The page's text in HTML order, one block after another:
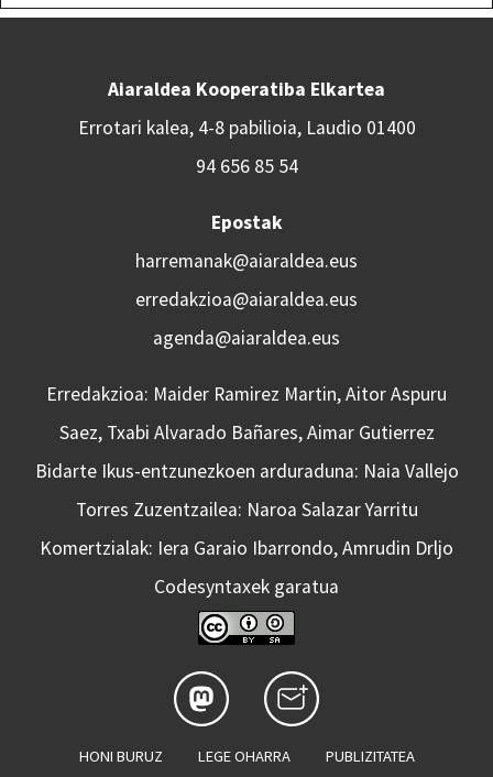
Aiaraldea Kooperatiba Elkartea
Errotari kalea, 4-8 pabilioia, Laudio 01400
94 656 85 54
Epostak
harremanak@aiaraldea.eus
erredakzioa@aiaraldea.eus
agenda@aiaraldea.eus
Erredakzioa: Maider Ramirez Martin, Aitor Aspuru
Saez, Txabi Alvarado Bañares, Aimar Gutierrez
Bidarte Ikus-entzunezkoen arduraduna: Naia Vallejo
Torres Zuzentzailea: Naroa Salazar Yarritu
Komertzialak: Iera Garaio Ibarrondo, Amrudin Drljo
Codesyntaxek garatua
HONI BURUZ LEGE OHARRA PUBLIZITATEA